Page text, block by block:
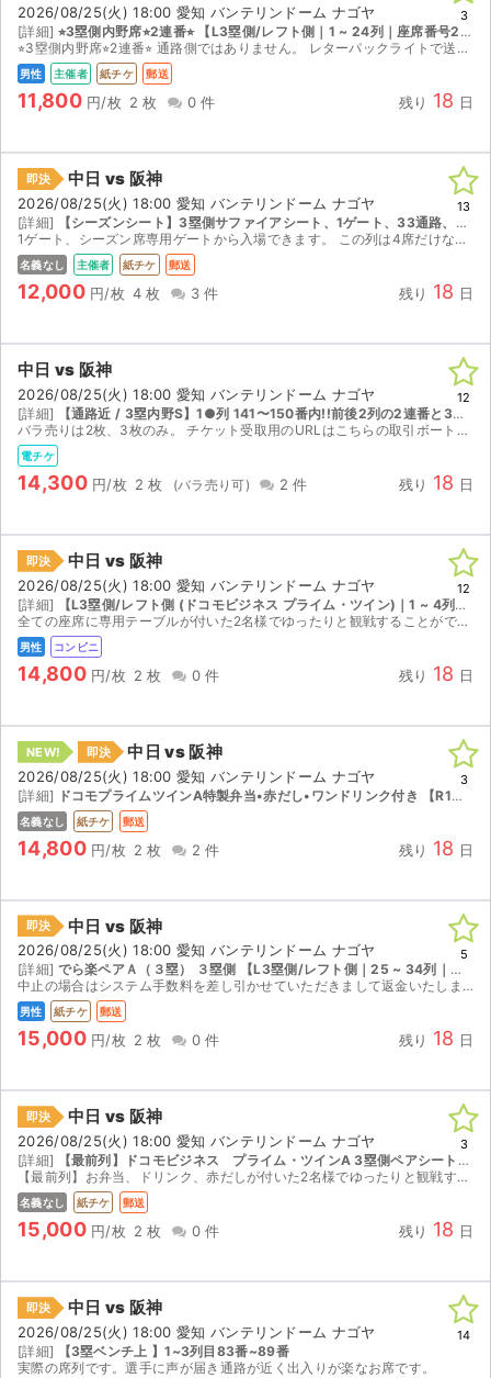
2026/08/25(火) 18:00 愛知 バンテリンドーム ナゴヤ
[詳細] ⭐︎3塁側内野席⭐︎2連番⭐︎ 【L3塁側/レフト側｜1 ~ 24列｜座席番号261 ~ 280】
⭐︎3塁側内野席⭐︎2連番⭐︎ 通路側ではありません。 レターパックライトで送付します 万が一中止時はチケット返送下さい。 一週間以内に記録付き郵便で送付頂けた場合、 落札代金からチケジャム手...
男性 主催者 紙チケ 郵送
11,800 円/枚 2 枚 0 件 残り 18 日
3
即決 中日 vs 阪神
2026/08/25(火) 18:00 愛知 バンテリンドーム ナゴヤ
[詳細]
【シーズンシート】3塁側サファイアシート、1ゲート、33通路、30番台列101〜104 通路側からの4連番 【L3塁側/レフト側｜35 ~ 47列｜座席番号101 ~ 120】
1ゲート、シーズン席専用ゲートから入場できます。 この列は4席だけなので他の人が横切ることがなくボックス席の様に観戦できます！ 質問されましてもバラ売り対応は致しませんのでご了承ください。
名義なし 主催者 紙チケ 郵送
12,000 円/枚 4 枚 3 件 残り 18 日
13
中日 vs 阪神
2026/08/25(火) 18:00 愛知 バンテリンドーム ナゴヤ
[詳細]
【通路近 / 3塁内野S】1●列 141〜150番内!!前後2列の2連番と3連番。5連番ではありません。5人組まで対応!!（例）5列81 82番＋6列81〜83番 【L3塁側/レフト側｜1 ~ 24列｜座席番号141 ~ 160】
バラ売りは2枚、3枚のみ。 チケット受取用のURLはこちらの取引ボートに添付致します。 キャンセル不可 座席情報の詳細はお答えできかねます。
電チケ
14,300 円/枚 2 枚 2 件 残り 18 日
12
即決 中日 vs 阪神
2026/08/25(火) 18:00 愛知 バンテリンドーム ナゴヤ
[詳細]
【L3塁側/レフト側 (ドコモビジネス プライム・ツイン)｜1 ~ 4列｜座席番号44 ~ 47】
全ての座席に専用テーブルが付いた2名様でゆったりと観戦することができる席です。 お弁当と1ドリンクが付きます。各テーブルにモバイル充電用コンセント・USB差込口・スライドハンガー・カップホルダ...
男性 コンビニ
14,800 円/枚 2 枚 0 件 残り 18 日
12
NEW! 即決 中日 vs 阪神
2026/08/25(火) 18:00 愛知 バンテリンドーム ナゴヤ
[詳細] ドコモプライムツインA特製弁当•赤だし•ワンドリンク付き 【R1塁側/ライト側 (ドコモビジネス プライム・ツイン)｜1 ~ 4列｜座席番号36 ~ 39】
名義なし 紙チケ 郵送
14,800 円/枚 2 枚 2 件 残り 18 日
3
即決 中日 vs 阪神
2026/08/25(火) 18:00 愛知 バンテリンドーム ナゴヤ
[詳細] でら楽ペアＡ（３塁） ３塁側 【L3塁側/レフト側｜25 ~ 34列｜座席番号281 ~ 300】
中止の場合はシステム手数料を差し引かせていただきまして返金いたします。
男性 紙チケ 郵送
15,000 円/枚 2 枚 0 件 残り 18 日
5
即決 中日 vs 阪神
2026/08/25(火) 18:00 愛知 バンテリンドーム ナゴヤ
[詳細]
【最前列】ドコモビジネス プライム・ツインA 3塁側ペアシート弁当・ドリンク・赤だし付 【L3塁側/レフト側 (ドコモビジネス プライム・ツイン)｜1 ~ 4列｜座席番号36 ~ 39】
【最前列】お弁当、ドリンク、赤だしが付いた2名様でゆったりと観戦することができる席です。ビジター外野上あたりになりますのでどちらのチームのファンの方も楽しめるお席だと思います。 各テーブル...
名義なし 紙チケ 郵送
15,000 円/枚 2 枚 0 件 残り 18 日
3
即決 中日 vs 阪神
2026/08/25(火) 18:00 愛知 バンテリンドーム ナゴヤ
[詳細]
【3塁ベンチ上 】1~3列目83番~89番
実際の席列です。選手に声が届き通路が近く出入りが楽なお席です。
14